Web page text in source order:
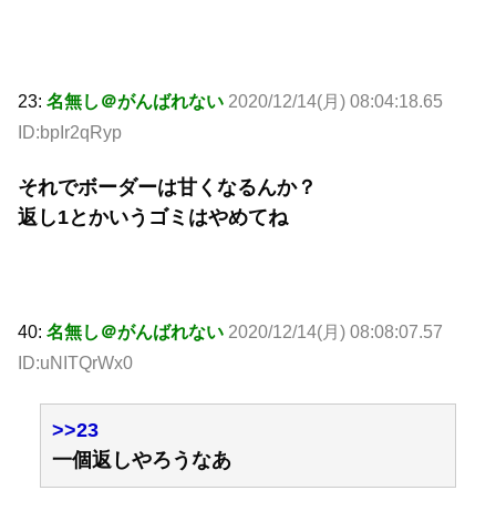
23: 名無し＠がんばれない 2020/12/14(月) 08:04:18.65
ID:bpIr2qRyp
それでボーダーは甘くなるんか？
返し1とかいうゴミはやめてね
40: 名無し＠がんばれない 2020/12/14(月) 08:08:07.57
ID:uNITQrWx0
>>23
一個返しやろうなあ